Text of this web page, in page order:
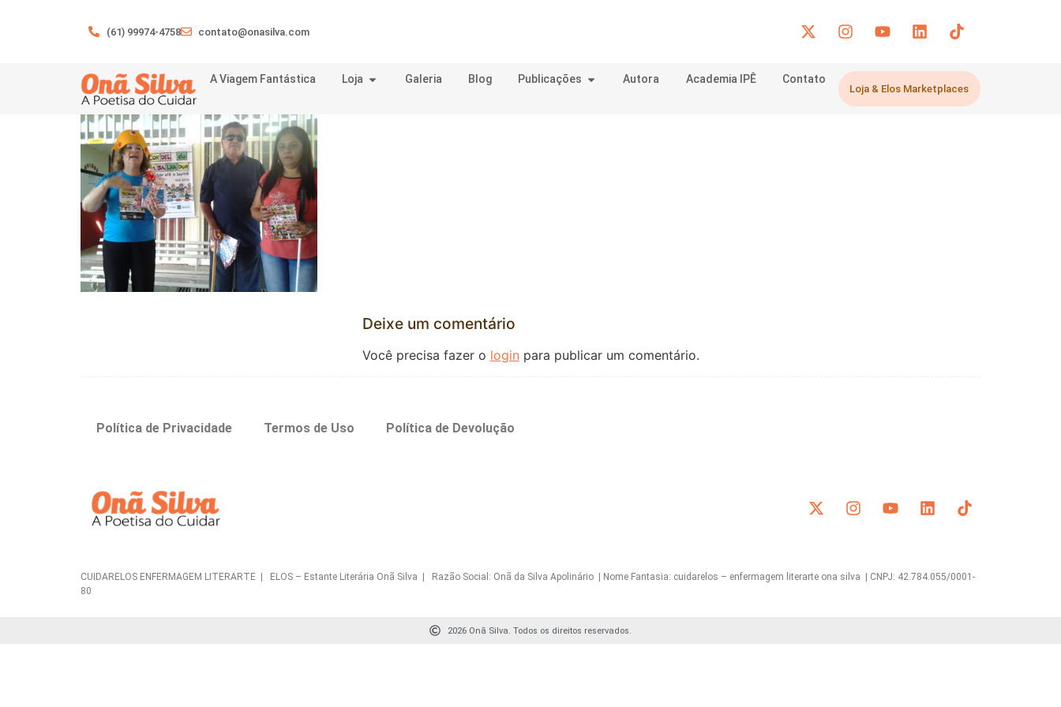
(61) 99974-4758 contato@onasilva.com
A Viagem Fantástica Loja Galeria Blog Publicações Autora Academia IPÊ Contato
Loja & Elos Marketplaces
Deixe um comentário
Você precisa fazer o login para publicar um comentário.
Política de Privacidade Termos de Uso Política de Devolução
CUIDARELOS ENFERMAGEM LITERARTE | ELOS – Estante Literária Onã Silva | Razão Social: Onã da Silva Apolinário | Nome Fantasia: cuidarelos – enfermagem literarte ona silva | CNPJ: 42.784.055/0001-
80
2026 Onã Silva. Todos os direitos reservados.